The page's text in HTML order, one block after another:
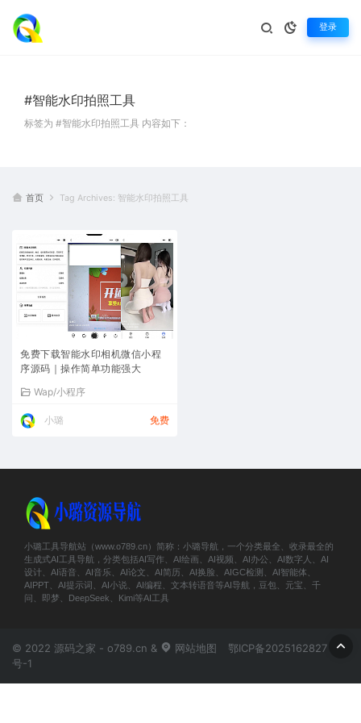
登录
#智能水印拍照工具
标签为 #智能水印拍照工具 内容如下：
首页 Tag Archives: 智能水印拍照工具
免费下载智能水印相机微信小程
序源码｜操作简单功能强大
Wap/小程序
小璐 免费
小璐工具导航站（www.o789.cn）简称：小璐导航，一个分类最全、收录最全的
生成式AI工具导航，分类包括AI写作、AI绘画、AI视频、AI办公、AI数字人、AI
设计、AI语音、AI音乐、AI论文、AI简历、AI换脸、AIGC检测、AI智能体、
AIPPT、AI提示词、AI小说、AI编程、文本转语音等AI导航，豆包、元宝、千
问、即梦、DeepSeek、Kimi等AI工具
© 2022 源码之家 - o789.cn & 网站地图
鄂ICP备2025162827
号-1